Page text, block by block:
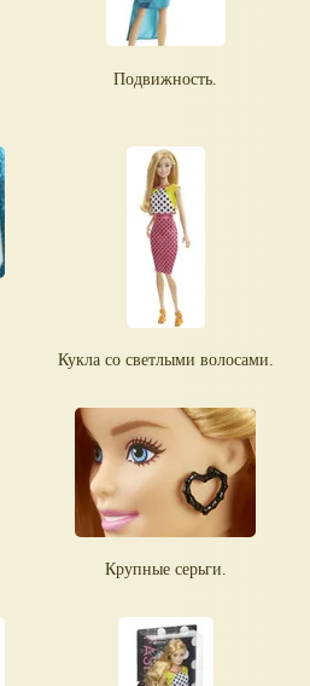
Подвижность.
Кукла со светлыми волосами.
Крупные серьги.